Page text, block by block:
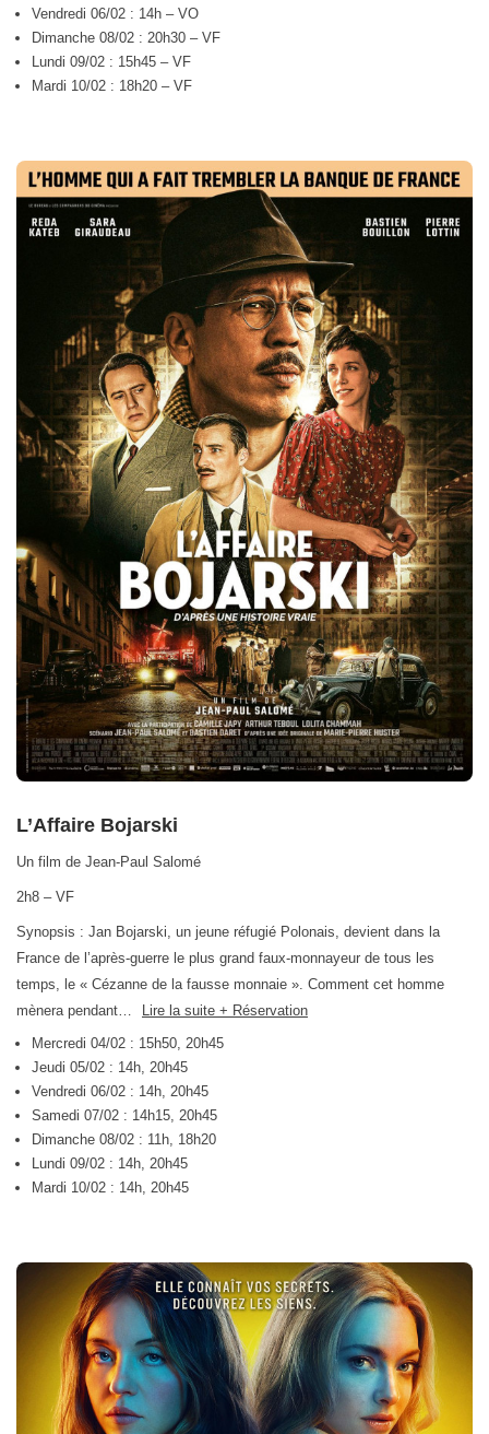
Vendredi 06/02 : 14h – VO
Dimanche 08/02 : 20h30 – VF
Lundi 09/02 : 15h45 – VF
Mardi 10/02 : 18h20 – VF
L’Affaire Bojarski
Un film de Jean-Paul Salomé
2h8 – VF
Synopsis : Jan Bojarski, un jeune réfugié Polonais, devient dans la
France de l’après-guerre le plus grand faux-monnayeur de tous les
temps, le « Cézanne de la fausse monnaie ». Comment cet homme
mènera pendant…
Lire la suite + Réservation
Mercredi 04/02 : 15h50, 20h45
Jeudi 05/02 : 14h, 20h45
Vendredi 06/02 : 14h, 20h45
Samedi 07/02 : 14h15, 20h45
Dimanche 08/02 : 11h, 18h20
Lundi 09/02 : 14h, 20h45
Mardi 10/02 : 14h, 20h45